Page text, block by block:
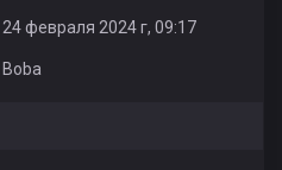
24 февраля 2024 г, 09:17
Boba